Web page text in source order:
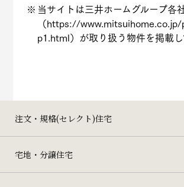
当サイトは三井ホームグループ各
（https://
p1.html）が取り扱う物件を掲載し
注文・規格(セレクト)住宅
宅地・分譲住宅